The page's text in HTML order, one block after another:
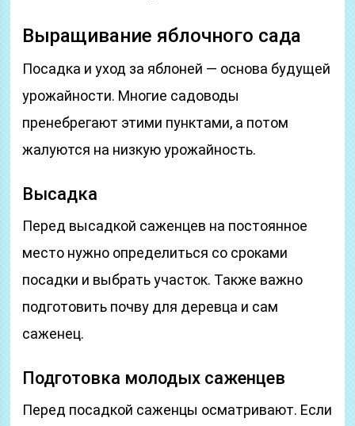
Выращивание яблочного сада
Посадка и уход за яблоней — основа будущей
урожайности. Многие садоводы
пренебрегают этими пунктами, а потом
жалуются на низкую урожайность.
Высадка
Перед высадкой саженцев на постоянное
место нужно определиться со сроками
посадки и выбрать участок. Также важно
подготовить почву для деревца и сам
саженец.
Подготовка молодых саженцев
Перед посадкой саженцы осматривают. Если